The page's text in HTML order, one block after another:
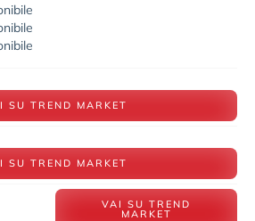
SU TREND MARKET
SU TREND MARKET
VAI SU TREND
MARKET